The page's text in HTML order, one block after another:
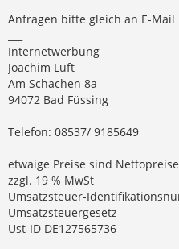
Anfragen bitte gleich an E-Mail
Internetwerbung
Joachim Luft
Am Schachen 8a
94072 Bad Füssing
Telefon: 08537/ 9185649
etwaige Preise sind Nettopreise
zzgl. 19 % MwSt
Umsatzsteuer-
Umsatzsteuergesetz
Ust-ID DE127565736